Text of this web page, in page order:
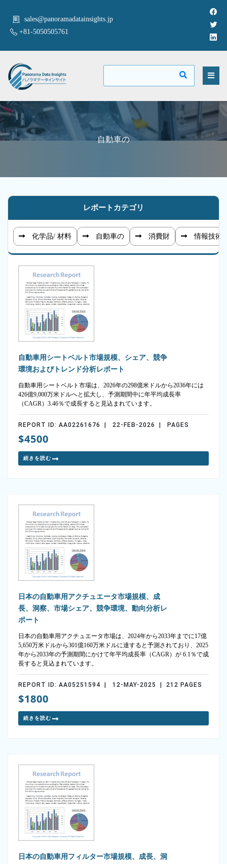
sales@panoramadatainsights.jp
+81-5050505761
自動車の
レポートカテゴリ
化学品/ 材料 自動車の 消費財 情報技術
自動車用シートベルト市場規模、シェア、競争
環境およびトレンド分析レポート
自動車用シートベルト市場は、2026年の298億米ドルから2036年には
426億9,000万米ドルへと拡大し、予測期間中に年平均成長率
（CAGR）3.46％で成長すると見込まれています。
REPORT ID: AA02261676 | 22-FEB-2026 | PAGES
$4500
続きを読む
日本の自動車用アクチュエータ市場規模、成
長、洞察、市場シェア、競争環境、動向分析レ
ポート
日本の自動車用アクチュエータ市場は、2024年から2033年までに17億
5,650万米ドルから301億160万米ドルに達すると予測されており、2025
年から2033年の予測期間にかけて年平均成長率（CAGR）が 6.1％で成
長すると見込まれています。
REPORT ID: AA05251594 | 12-MAY-2025 | 212 PAGES
$1800
続きを読む
日本の自動車用フィルター市場規模、成長、洞